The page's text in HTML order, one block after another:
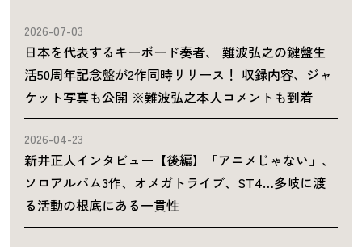
2026-07-03
日本を代表するキーボード奏者、 難波弘之の鍵盤生
活50周年記念盤が2作同時リリース！ 収録内容、ジャ
ケット写真も公開 ※難波弘之本人コメントも到着
2026-04-23
新井正人インタビュー【後編】「アニメじゃない」、
ソロアルバム3作、オメガトライブ、ST4…多岐に渡
る活動の根底にある一貫性